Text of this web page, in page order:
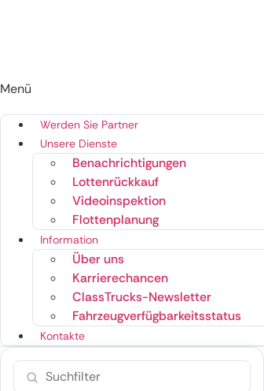
Menü
Werden Sie Partner
Unsere Dienste
Benachrichtigungen
Lottenrückkauf
Videoinspektion
Flottenplanung
Information
Über uns
Karrierechancen
ClassTrucks-Newsletter
Fahrzeugverfügbarkeitsstatus
Kontakte